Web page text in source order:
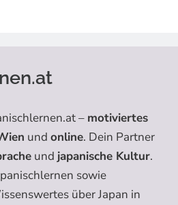
– motiviertes
und online. Dein Partner
und japanische Kultur.
sowie
über Japan in